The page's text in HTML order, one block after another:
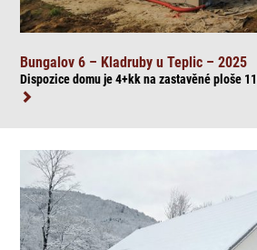
Bungalov 6 – Kladruby u Teplic – 2025
Dispozice domu je 4+kk na zastavěné ploše